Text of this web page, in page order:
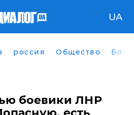
UA
россия Общество
боевики ЛНР